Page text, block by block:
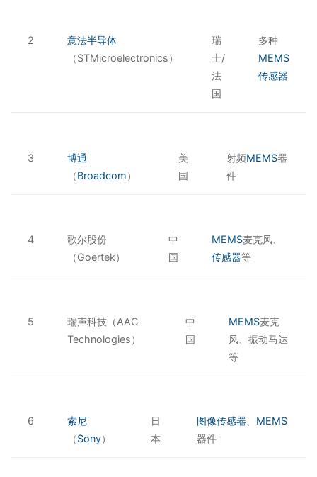
2
意法半导体
（STMicroelectronics）
瑞
士/
法
国
多种
MEMS
传感器
3
博通
（Broadcom）
美
国
射频MEMS器
件
4
歌尔股份
（Goertek）
中
国
MEMS麦克风、
传感器等
5
瑞声科技（AAC
Technologies）
中
国
MEMS麦克
风、振动马达
等
6
索尼
（Sony）
日
本
图像传感器、 MEMS
器件